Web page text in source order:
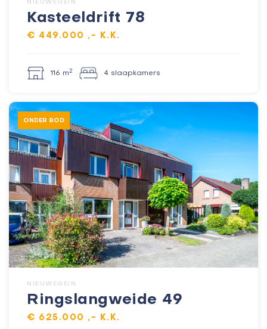
NIEUWEGEIN
Kasteeldrift 78
€ 449.000 ,- K.K.
116 m2 4 slaapkamers
ONDER BOD
NIEUWEGEIN
Ringslangweide 49
€ 625.000 ,- K.K.